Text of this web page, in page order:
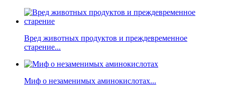
Вред животных продуктов и преждевременное
старение...
Миф о незаменимых аминокислотах...